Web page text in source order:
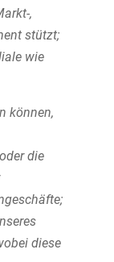
,
stützt;
wie
können,
die
diese